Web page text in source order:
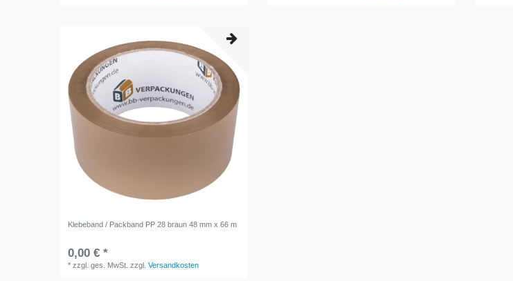
Klebeband / Packband PP 28 braun 48 mm x 66 m
0,00 € *
*zzgl. ges. MwSt. zzgl.Versandkosten